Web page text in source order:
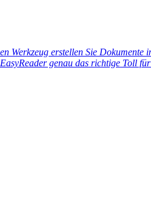
Werkzeug erstellen Sie
genau das richtige Toll für